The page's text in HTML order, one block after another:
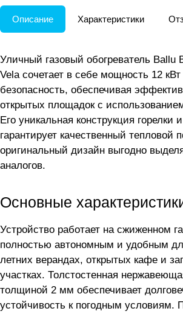
Описание Характеристики
Уличный газовый обогреватель Ballu
Vela сочетает в себе мощность 12
безопасность, обеспечивая
открытых площадок с
Его уникальная конструкция горелки
гарантирует качественный тепловой
оригинальный дизайн выгодно
аналогов.
Основные
Устройство работает на сжиженном
полностью автономным и удобным
летних верандах, открытых кафе и
участках. Толстостенная
толщиной 2 мм обеспечивает
устойчивость к погодным условиям.